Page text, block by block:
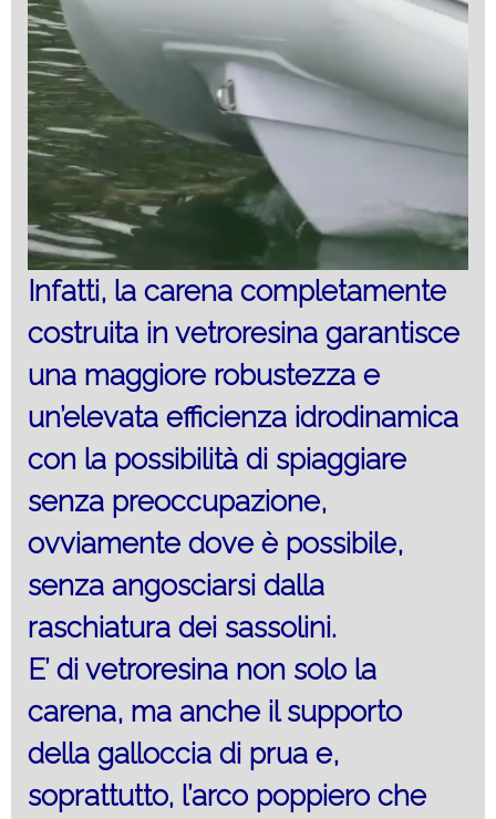
Infatti, la carena completamente
costruita in vetroresina garantisce
una maggiore robustezza e
un’elevata efficienza idrodinamica
con la possibilità di spiaggiare
senza preoccupazione,
ovviamente dove è possibile,
senza angosciarsi dalla
raschiatura dei sassolini.
E’ di vetroresina non solo la
carena, ma anche il supporto
della galloccia di prua e,
soprattutto, l’arco poppiero che